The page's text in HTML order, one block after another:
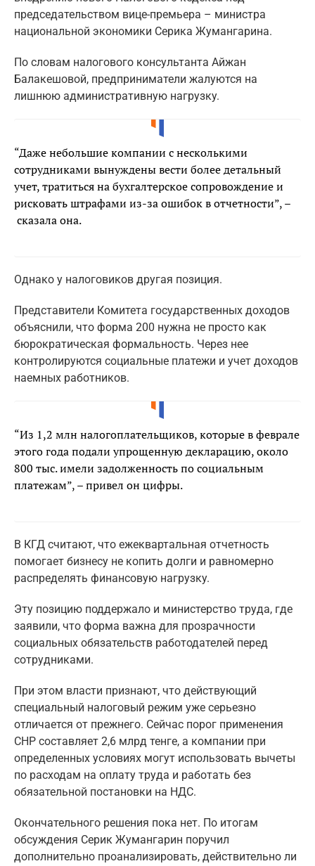
председательством вице-премьера – министра
национальной экономики Серика Жумангарина.
По словам налогового консультанта Айжан
Балакешовой, предприниматели жалуются на
лишнюю административную нагрузку.
“Даже небольшие компании с несколькими
сотрудниками вынуждены вести более детальный
учет, тратиться на бухгалтерское сопровождение и
рисковать штрафами из-за ошибок в отчетности”, –
сказала она.
Однако у налоговиков другая позиция.
Представители Комитета государственных доходов
объяснили, что форма 200 нужна не просто как
бюрократическая формальность. Через нее
контролируются социальные платежи и учет доходов
наемных работников.
“Из 1,2 млн налогоплательщиков, которые в феврале
этого года подали упрощенную декларацию, около
800 тыс. имели задолженность по социальным
платежам”, – привел он цифры.
В КГД считают, что ежеквартальная отчетность
помогает бизнесу не копить долги и равномерно
распределять финансовую нагрузку.
Эту позицию поддержало и министерство труда, где
заявили, что форма важна для прозрачности
социальных обязательств работодателей перед
сотрудниками.
При этом власти признают, что действующий
специальный налоговый режим уже серьезно
отличается от прежнего. Сейчас порог применения
СНР составляет 2,6 млрд тенге, а компании при
определенных условиях могут использовать вычеты
по расходам на оплату труда и работать без
обязательной постановки на НДС.
Окончательного решения пока нет. По итогам
обсуждения Серик Жумангарин поручил
дополнительно проанализировать, действительно ли